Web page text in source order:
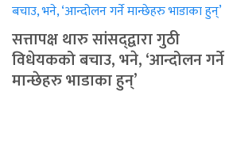
सत्तापक्ष थारु सांसद्‍द्वारा गुठी
विधेयकको बचाउ, भने, ‘आन्दोलन गर्ने
मान्छेहरु भाडाका हुन्’